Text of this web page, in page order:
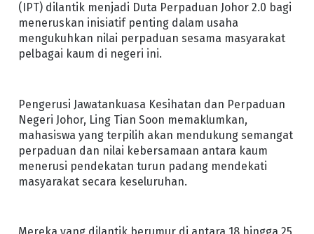
(IPT) dilantik menjadi Duta Perpaduan Johor 2.0 bagi
meneruskan inisiatif penting dalam usaha
mengukuhkan nilai perpaduan sesama masyarakat
pelbagai kaum di negeri ini.
Pengerusi Jawatankuasa Kesihatan dan Perpaduan
Negeri Johor, Ling Tian Soon memaklumkan,
mahasiswa yang terpilih akan mendukung semangat
perpaduan dan nilai kebersamaan antara kaum
menerusi pendekatan turun padang mendekati
masyarakat secara keseluruhan.
Mereka yang dilantik berumur di antara 18 hingga 25